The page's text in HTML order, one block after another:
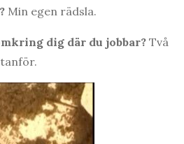
Min egen rädsla.
dig där du jobbar? Två